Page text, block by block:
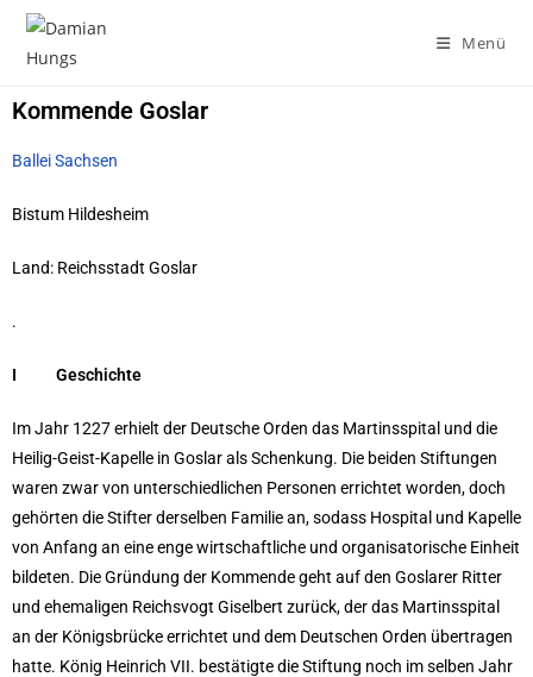
Menü
Kommende Goslar
Ballei Sachsen
Bistum Hildesheim
Land: Reichsstadt Goslar
.
I Geschichte
Im Jahr 1227 erhielt der Deutsche Orden das Martinsspital und die
Heilig-Geist-Kapelle in Goslar als Schenkung. Die beiden Stiftungen
waren zwar von unterschiedlichen Personen errichtet worden, doch
gehörten die Stifter derselben Familie an, sodass Hospital und Kapelle
von Anfang an eine enge wirtschaftliche und organisatorische Einheit
bildeten. Die Gründung der Kommende geht auf den Goslarer Ritter
und ehemaligen Reichsvogt Giselbert zurück, der das Martinsspital
an der Königsbrücke errichtet und dem Deutschen Orden übertragen
hatte. König Heinrich VII. bestätigte die Stiftung noch im selben Jahr